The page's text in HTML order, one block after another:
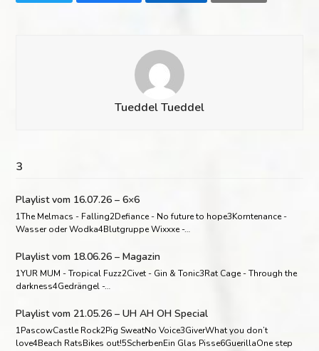
Tueddel Tueddel
3
Playlist vom 16.07.26 – 6×6
1The Melmacs - Falling2Defiance - No future to hope3Korntenance -
Wasser oder Wodka4Blutgruppe Wixxxe -…
Playlist vom 18.06.26 – Magazin
1YUR MUM - Tropical Fuzz2Civet - Gin & Tonic3Rat Cage - Through the
darkness4Gedrängel -…
Playlist vom 21.05.26 – UH AH OH Special
1PascowCastle Rock2Pig SweatNo Voice3GiverWhat you don’t
love4Beach RatsBikes out!5ScherbenEin Glas Pisse6GuerillaOne step